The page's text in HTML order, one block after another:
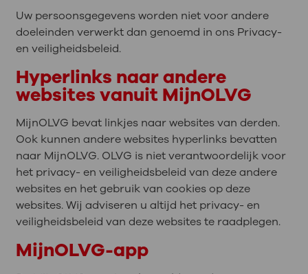
Uw persoonsgegevens worden niet voor andere
doeleinden verwerkt dan genoemd in ons Privacy-
en veiligheidsbeleid.
Hyperlinks naar andere
websites vanuit MijnOLVG
MijnOLVG bevat linkjes naar websites van derden.
Ook kunnen andere websites hyperlinks bevatten
naar MijnOLVG. OLVG is niet verantwoordelijk voor
het privacy- en veiligheidsbeleid van deze andere
websites en het gebruik van cookies op deze
websites. Wij adviseren u altijd het privacy- en
veiligheidsbeleid van deze websites te raadplegen.
MijnOLVG-app